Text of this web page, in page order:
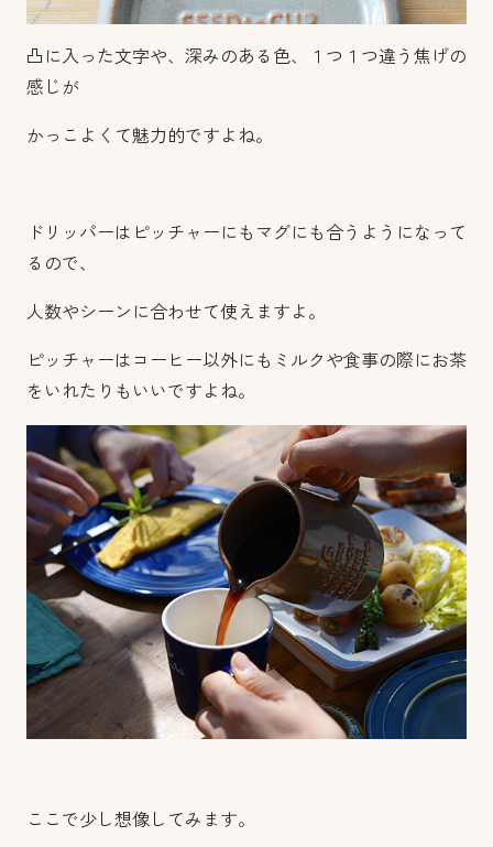
凸に入った文字や、深みのある色、１つ１つ違う焦げの
感じが
かっこよくて魅力的ですよね。
ドリッパーはピッチャーにもマグにも合うようになって
るので、
人数やシーンに合わせて使えますよ。
ピッチャーはコーヒー以外にもミルクや食事の際にお茶
をいれたりもいいですよね。
ここで少し想像してみます。